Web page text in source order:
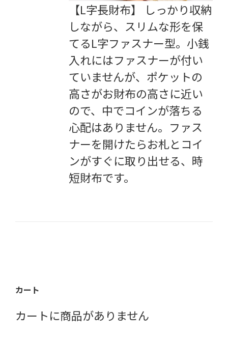
【L字長財布】 しっかり収納
しながら、スリムな形を保
てるL字ファスナー型。小銭
入れにはファスナーが付い
ていませんが、ポケットの
高さがお財布の高さに近い
ので、中でコインが落ちる
心配はありません。ファス
ナーを開けたらお札とコイ
ンがすぐに取り出せる、時
短財布です。
カート
カートに商品がありません